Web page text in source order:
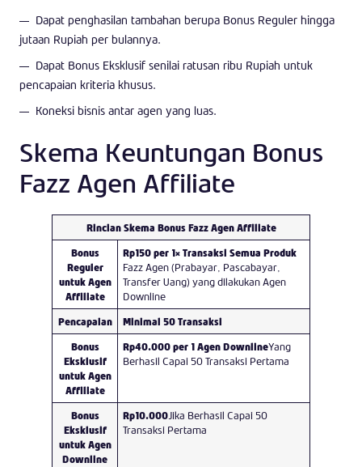
Dapat penghasilan tambahan berupa Bonus Reguler hingga
jutaan Rupiah per bulannya.
Dapat Bonus Eksklusif senilai ratusan ribu Rupiah untuk
pencapaian kriteria khusus.
Koneksi bisnis antar agen yang luas.
Skema Keuntungan Bonus
Fazz Agen Affiliate
Rincian Skema Bonus Fazz Agen Affiliate
Bonus
Reguler
untuk Agen
Affiliate
Rp150 per 1x Transaksi Semua Produk
Fazz Agen (Prabayar, Pascabayar,
Transfer Uang) yang dilakukan Agen
Downline
Pencapaian
Minimal 50 Transaksi
Bonus
Eksklusif
untuk Agen
Affiliate
Rp40.000 per 1 Agen DownlineYang
Berhasil Capai 50 Transaksi Pertama
Bonus
Eksklusif
untuk Agen
Downline
Rp10.000Jika Berhasil Capai 50
Transaksi Pertama